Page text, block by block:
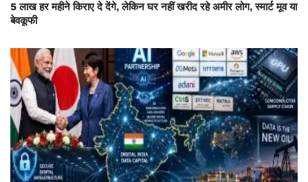
5 लाख हर महीने किराए दे देंगे, लेकिन घर नहीं खरीद रहे अमीर लोग, स्मार्ट मूव या
बेवकूफी